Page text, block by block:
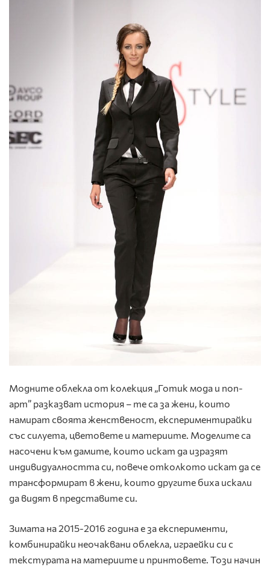
Модните облекла от колекция „Готик мода и поп-
арт” разказват история – те са за жени, които
намират своята женственост, експериментирайки
със силуета, цветовете и материите. Моделите са
насочени към дамите, които искат да изразят
индивидуалността си, повече отколкото искат да се
трансформират в жени, които другите биха искали
да видят в представите си.
Зимата на 2015-2016 година е за експерименти,
комбинирайки неочаквани облекла, играейки си с
текстурата на материите и принтовете. Този начин